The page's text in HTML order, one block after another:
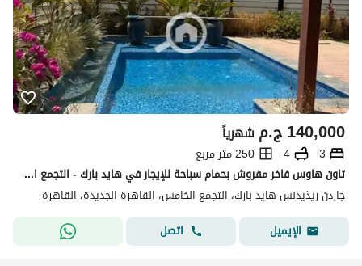
ج.م140,000 شهرياً
3
4
250 متر مربع
تاون هاوس فاخر مفروش بحمام سباحة للإيجار في هايد بارك - التجمع الخامس - القاهرة الجديدة
جاردن ريذيدنس هايد بارك، التجمع الخامس، القاهرة الجديدة، القاهرة
الإيميل
اتصل